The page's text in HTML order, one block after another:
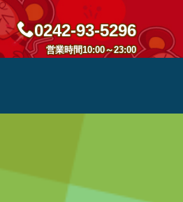
0242-93-5296
営業時間10:00～23:00